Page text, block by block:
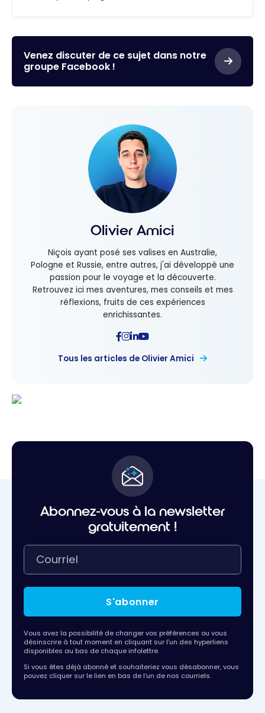
Venez discuter de ce sujet dans notre
groupe Facebook !
Olivier Amici
Niçois ayant posé ses valises en Australie,
Pologne et Russie, entre autres, j'ai développé une
passion pour le voyage et la découverte.
Retrouvez ici mes aventures, mes conseils et mes
réflexions, fruits de ces expériences
enrichissantes.
Tous les articles de Olivier Amici
Abonnez-vous à la newsletter
gratuitement !
S'abonner
Vous avez la possibilité de changer vos préférences ou vous
désinscrire à tout moment en cliquant sur l’un des hyperliens
disponibles au bas de chaque infolettre.
Si vous êtes déjà abonné et souhaiteriez vous désabonner, vous
pouvez cliquer sur le lien en bas de l’un de nos courriels.